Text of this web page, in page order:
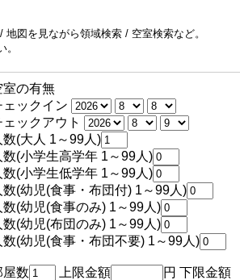
図を見ながら領域検索 / 空室検索など。
室の有無
ェックイン
ェックアウト
数(大人 1～99人)
数(小学生高学年 1～99人)
数(小学生低学年 1～99人)
数(幼児(食事・布団付) 1～99人)
数(幼児(食事のみ) 1～99人)
数(幼児(布団のみ) 1～99人)
数(幼児(食事・布団不要) 1～99人)
屋数 上限金額
円 下限金額